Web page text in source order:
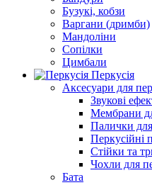
Бузукі, кобзи
Варгани (дримби)
Мандоліни
Сопілки
Цимбали
Перкусія
Аксесуари для
Звукові
Мембрани
Палички для
Перкусійні
Стійки та
Чохли для
Бата